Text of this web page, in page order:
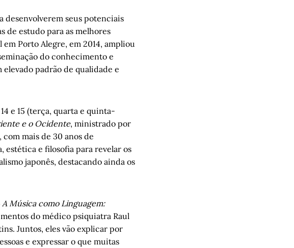
desenvolverem seus potenciais
de estudo para as melhores
Porto Alegre, em 2014, ampliou
do conhecimento e
padrão de qualidade e
e 15 (terça, quarta e quinta-
e o Ocidente, ministrado por
mais de 30 anos de
estética e filosofia para revelar os
japonês, destacando ainda os
A Música como Linguagem:
do médico psiquiatra Raul
Juntos, eles vão explicar por
e expressar o que muitas